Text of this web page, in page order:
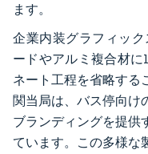
ます。
企業内装グラフィック
ードやアルミ複合材に
ネート工程を省略する
関当局は、バス停向け
ブランディングを提供
ています。この多様な